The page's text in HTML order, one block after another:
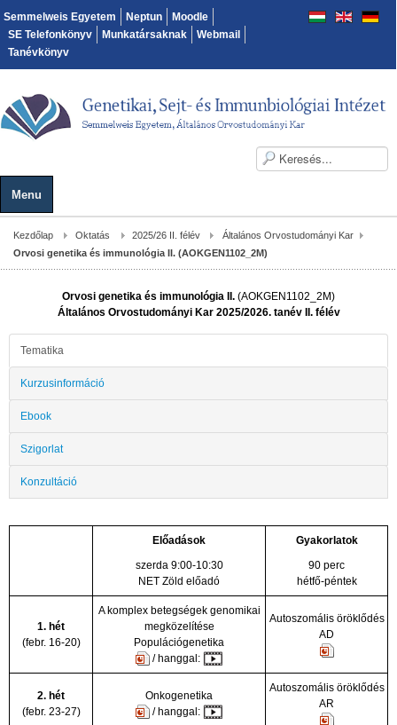
Semmelweis Egyetem Neptun
Moodle
SE Telefonkönyv
Munkatársaknak
Webmail
Tanévkönyv
Menu
Kezdőlap Oktatás 2025/26 II. félév
Általános Orvostudományi Kar
Orvosi genetika és immunológia II. (AOKGEN1102_2M)
Orvosi genetika és immunológia II. (AOKGEN1102_2M)
Általános Orvostudományi Kar 2025/2026. tanév II. félév
Tematika
Kurzusinformáció
Ebook
Szigorlat
Konzultáció
Előadások
szerda 9:00-10:30
NET Zöld előadó
Gyakorlatok
90 perc
hétfő-péntek
1. hét
(febr. 16-20)
A komplex betegségek genomikai
megközelítése
Populációgenetika
/ hanggal:
Autoszomális öröklődés
AD
2. hét
(febr. 23-27)
Onkogenetika
/ hanggal:
Autoszomális öröklődés
AR